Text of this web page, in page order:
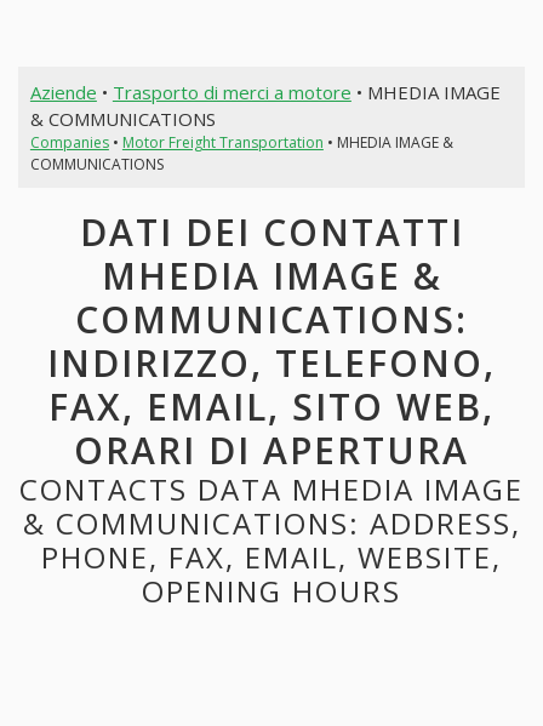
Aziende • Trasporto di merci a motore • MHEDIA IMAGE
& COMMUNICATIONS
Companies• Motor Freight Transportation • MHEDIA IMAGE &
COMMUNICATIONS
DATI DEI CONTATTI
MHEDIA IMAGE &
COMMUNICATIONS:
INDIRIZZO, TELEFONO,
FAX, EMAIL, SITO WEB,
ORARI DI APERTURA
CONTACTS DATA MHEDIA IMAGE
& COMMUNICATIONS: ADDRESS,
PHONE, FAX, EMAIL, WEBSITE,
OPENING HOURS